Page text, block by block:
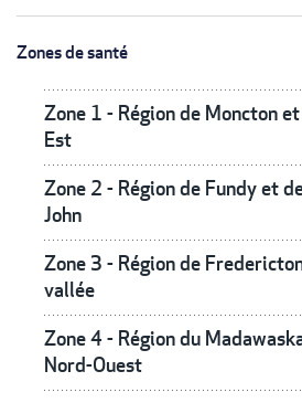
Zones de santé
Zone 1 - Région de Moncton
Est
Zone 2 - Région de Fundy et
John
Zone 3 - Région de
vallée
Zone 4 - Région du
Nord-Ouest